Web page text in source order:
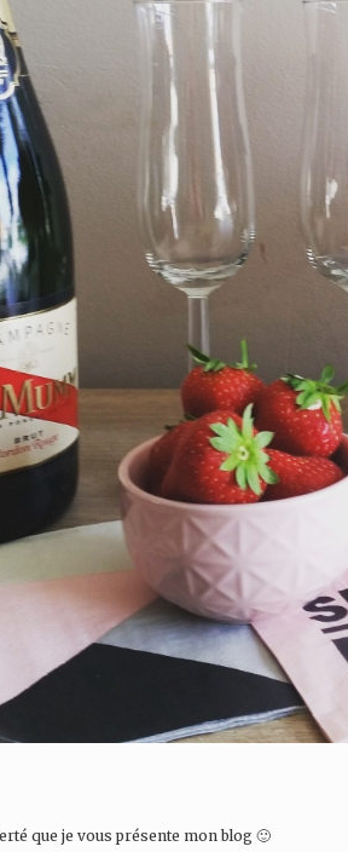
que je vous présente mon blog 🙂